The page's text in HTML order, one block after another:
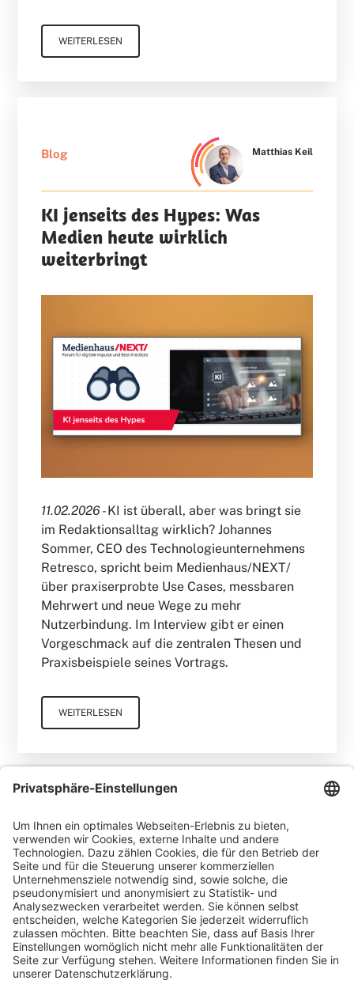
WEITERLESEN
Blog Matthias Keil
KI jenseits des Hypes: Was
Medien heute wirklich
weiterbringt
11.02.2026 -KI ist überall, aber was bringt sie
im Redaktionsalltag wirklich? Johannes
Sommer, CEO des Technologieunternehmens
Retresco, spricht beim Medienhaus/NEXT/
über praxiserprobte Use Cases, messbaren
Mehrwert und neue Wege zu mehr
Nutzerbindung. Im Interview gibt er einen
Vorgeschmack auf die zentralen Thesen und
Praxisbeispiele seines Vortrags.
WEITERLESEN
Blog Matthias Keil
Wenn Content-Creator zu
Kolumnisten werden